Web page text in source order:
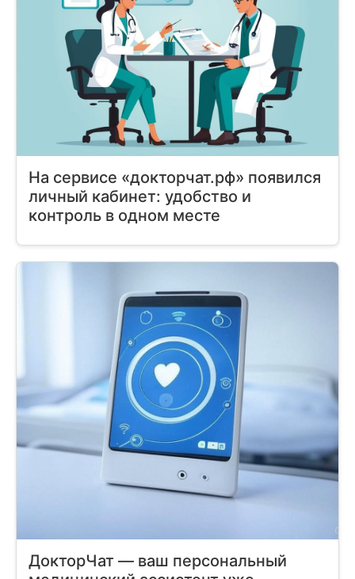
На сервисе «докторчат.рф» появился
личный кабинет: удобство и
контроль в одном месте
ДокторЧат — ваш персональный